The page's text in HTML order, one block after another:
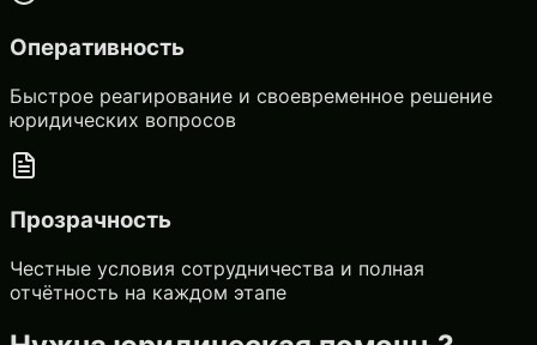
Оперативность
Быстрое реагирование и своевременное решение
юридических вопросов
Прозрачность
Честные условия сотрудничества и полная
отчётность на каждом этапе